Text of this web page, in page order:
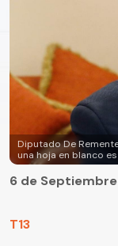
Diputado De
una hoja en blanco
T13
6 de